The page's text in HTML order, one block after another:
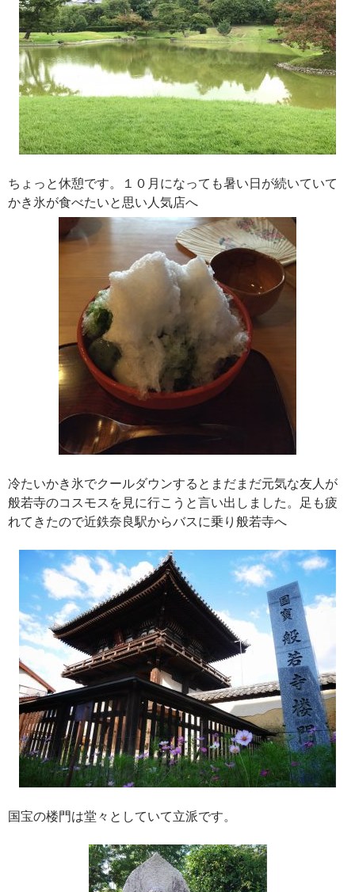
ちょっと休憩です。１０月になっても暑い日が続いていて
かき氷が食べたいと思い人気店へ
冷たいかき氷でクールダウンするとまだまだ元気な友人が
般若寺のコスモスを見に行こうと言い出しました。足も疲
れてきたので近鉄奈良駅からバスに乗り般若寺へ
国宝の楼門は堂々としていて立派です。